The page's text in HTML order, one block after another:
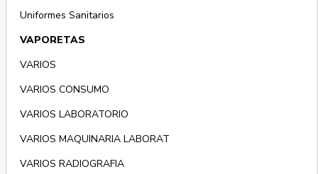
Uniformes Sanitarios
VAPORETAS
VARIOS
VARIOS CONSUMO
VARIOS LABORATORIO
VARIOS MAQUINARIA LABORAT
VARIOS RADIOGRAFIA